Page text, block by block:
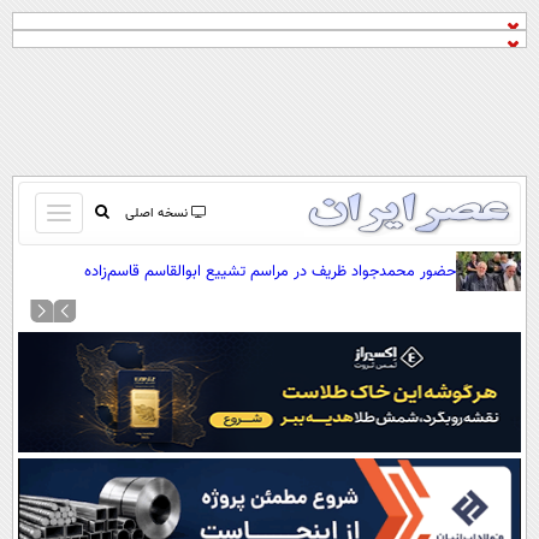
نسخه اصلی
باز
و
کردن
منو
صفحه اول
آرشیو
نظرسنجی
آب و هوا
اوقات شرعی
سواد زندگی
حضور محمدجواد ظریف در مراسم تشییع ابوالقاسم قاسم‌زاده